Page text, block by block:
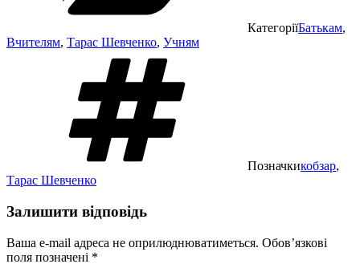
КатегоріїБатькам,
Вчителям, Тарас Шевченко, Учням
Позначкикобзар,
Тарас Шевченко
Залишити відповідь
Ваша e-mail адреса не оприлюднюватиметься. Обов’язкові
поля позначені *